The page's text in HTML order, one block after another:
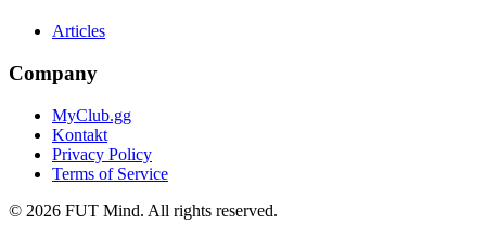
Articles
Company
MyClub.gg
Kontakt
Privacy Policy
Terms of Service
© 2026 FUT Mind. All rights reserved.